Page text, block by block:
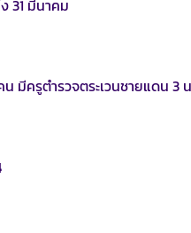
มีนาคม
ครูตำรวจตระเวนชายแดน 3